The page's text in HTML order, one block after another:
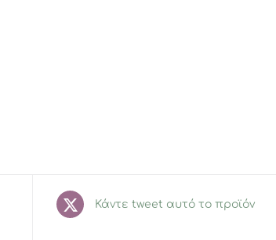
Κάντε tweet αυτό το προϊόν